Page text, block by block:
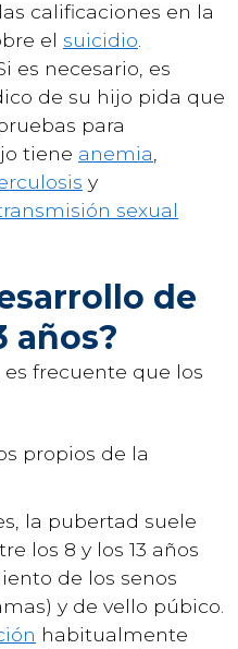
calificaciones en la
el suicidio
es necesario, es
de su hijo pida que
para
tiene anemia
y
sexual
de
años?
es frecuente que los
propios de la
la pubertad suele
los 8 y los 13 años
de los senos
y de vello púbico.
habitualmente